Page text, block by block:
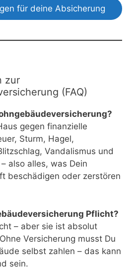
für deine Absicherung
zur
(FAQ)
gegen finanzielle
Sturm, Hagel,
Vandalismus und
also alles, was Dein
beschädigen oder zerstören
Pflicht?
– aber sie ist absolut
Versicherung musst Du
selbst zahlen – das kann
sein.